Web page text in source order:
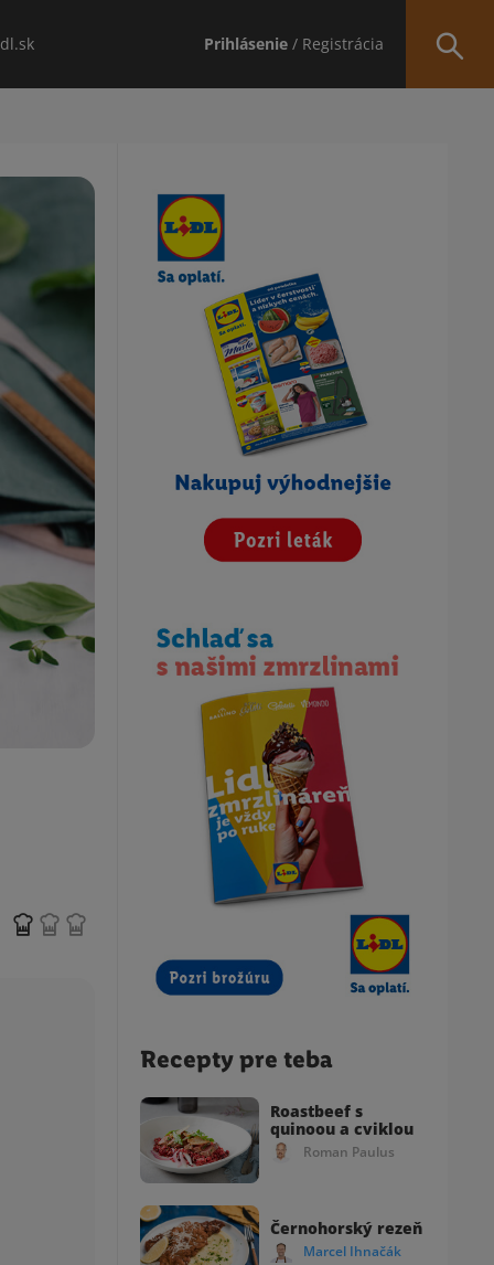
Prihlásenie / Registrácia
Obsah bočného panela
Recepty pre teba
Roastbeef s
quinoou a cviklou
Roman Paulus
Černohorský rezeň
Marcel Ihnačák